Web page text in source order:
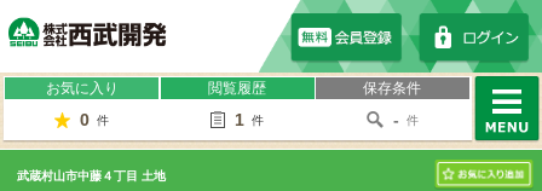
お気に入り
0 件
閲覧履歴
1 件
保存条件
- 件
MENU
武蔵村山市中藤４丁目 土地